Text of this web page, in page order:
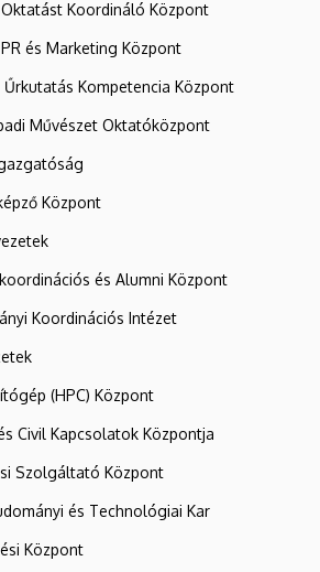
Koordináló Központ
és Marketing Központ
Űrkutatás Kompetencia Központ
Művészet Oktatóközpont
Központ
és Alumni Központ
Koordinációs Intézet
(HPC) Központ
Civil Kapcsolatok Központja
Szolgáltató Központ
és Technológiai Kar
Központ